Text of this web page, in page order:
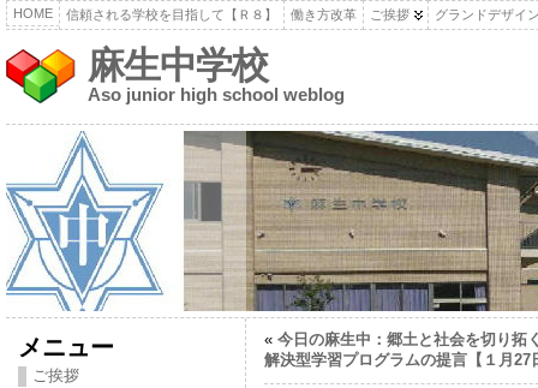
HOME 信頼される学校を目指して【Ｒ８】 働き方改革 ご挨拶 グランドデザイ
麻生中学校
Aso junior high school weblog
メニュー
ご挨拶
« 今日の麻生中：郷土と社会を切り拓
解決型学習プログラムの提言【１月27